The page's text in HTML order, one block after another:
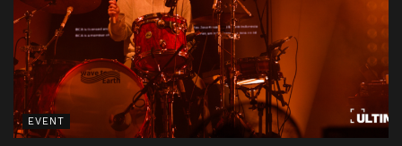
EVENT